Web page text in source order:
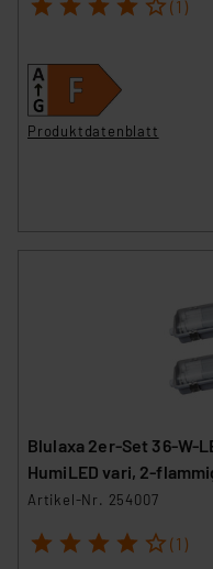
(1)
Produktdatenblatt
Blulaxa 2er-Set 36-W-
HumiLED vari, 2-
Artikel-Nr. 254007
1 2 3 4 5 (1)